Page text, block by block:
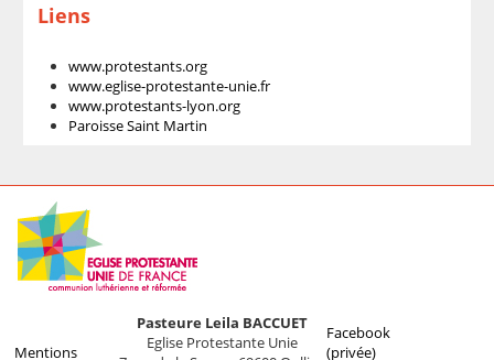
Liens
www.protestants.org
www.eglise-protestante-unie.fr
www.protestants-lyon.org
Paroisse Saint Martin
Mentions
Pasteure Leila BACCUET
Eglise Protestante Unie
Facebook
(privée)